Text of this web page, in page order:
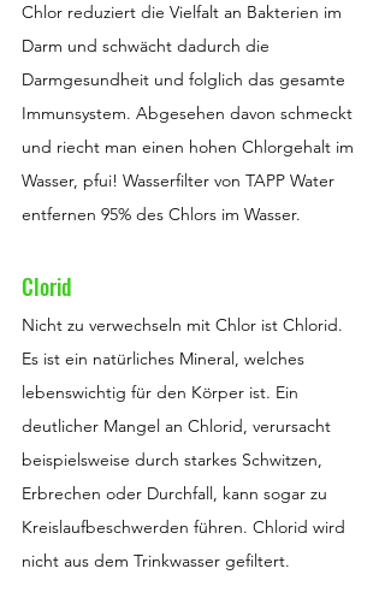
Chlor reduziert die Vielfalt an Bakterien im
Darm und schwächt dadurch die
Darmgesundheit und folglich das gesamte
Immunsystem. Abgesehen davon schmeckt
und riecht man einen hohen Chlorgehalt im
Wasser, pfui! Wasserfilter von TAPP Water
entfernen 95% des Chlors im Wasser.
Clorid
Nicht zu verwechseln mit Chlor ist Chlorid.
Es ist ein natürliches Mineral, welches
lebenswichtig für den Körper ist. Ein
deutlicher Mangel an Chlorid, verursacht
beispielsweise durch starkes Schwitzen,
Erbrechen oder Durchfall, kann sogar zu
Kreislaufbeschwerden führen. Chlorid wird
nicht aus dem Trinkwasser gefiltert.